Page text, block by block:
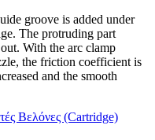
groove is added under
The protruding part
With the arc clamp
the friction coefficient is
and the smooth
Βελόνες (Cartridge)